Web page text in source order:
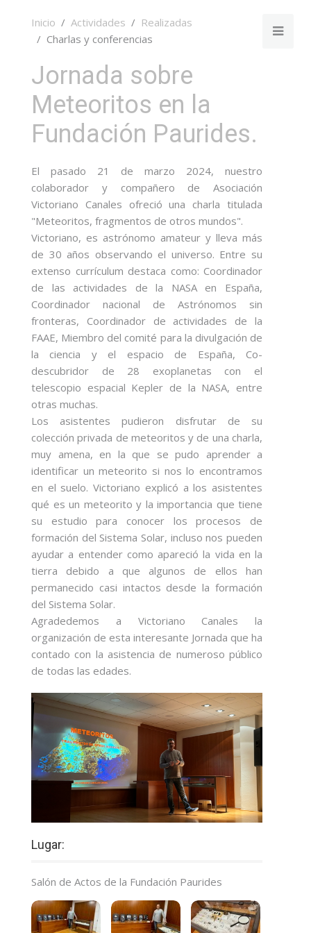
Inicio Actividades
Realizadas
Charlas y conferencias
Jornada sobre
Meteoritos en la
Fundación Paurides.
El pasado 21 de marzo 2024, nuestro
colaborador y compañero de Asociación
Victoriano Canales ofreció una charla titulada
"Meteoritos, fragmentos de otros mundos".
Victoriano, es astrónomo amateur y lleva más
de 30 años observando el universo. Entre su
extenso currículum destaca como: Coordinador
de las actividades de la NASA en España,
Coordinador nacional de Astrónomos sin
fronteras, Coordinador de actividades de la
FAAE, Miembro del comité para la divulgación de
la ciencia y el espacio de España, Co-
descubridor de 28 exoplanetas con el
telescopio espacial Kepler de la NASA, entre
otras muchas.
Los asistentes pudieron disfrutar de su
colección privada de meteoritos y de una charla,
muy amena, en la que se pudo aprender a
identificar un meteorito si nos lo encontramos
en el suelo. Victoriano explicó a los asistentes
qué es un meteorito y la importancia que tiene
su estudio para conocer los procesos de
formación del Sistema Solar, incluso nos pueden
ayudar a entender como apareció la vida en la
tierra debido a que algunos de ellos han
permanecido casi intactos desde la formación
del Sistema Solar.
Agradedemos a Victoriano Canales la
organización de esta interesante Jornada que ha
contado con la asistencia de numeroso público
de todas las edades.
Lugar:
Salón de Actos de la Fundación Paurides